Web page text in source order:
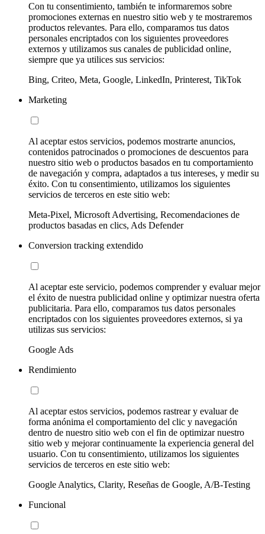
Con tu consentimiento, también te informaremos sobre
promociones externas en nuestro sitio web y te mostraremos
productos relevantes. Para ello, comparamos tus datos
personales encriptados con los siguientes proveedores
externos y utilizamos sus canales de publicidad online,
siempre que ya utilices sus servicios:
Bing, Criteo, Meta, Google, LinkedIn, Printerest, TikTok
Marketing
Al aceptar estos servicios, podemos mostrarte anuncios,
contenidos patrocinados o promociones de descuentos para
nuestro sitio web o productos basados en tu comportamiento
de navegación y compra, adaptados a tus intereses, y medir su
éxito. Con tu consentimiento, utilizamos los siguientes
servicios de terceros en este sitio web:
Meta-Pixel, Microsoft Advertising, Recomendaciones de
productos basadas en clics, Ads Defender
Conversion tracking extendido
Al aceptar este servicio, podemos comprender y evaluar mejor
el éxito de nuestra publicidad online y optimizar nuestra oferta
publicitaria. Para ello, comparamos tus datos personales
encriptados con los siguientes proveedores externos, si ya
utilizas sus servicios:
Google Ads
Rendimiento
Al aceptar estos servicios, podemos rastrear y evaluar de
forma anónima el comportamiento del clic y navegación
dentro de nuestro sitio web con el fin de optimizar nuestro
sitio web y mejorar continuamente la experiencia general del
usuario. Con tu consentimiento, utilizamos los siguientes
servicios de terceros en este sitio web:
Google Analytics, Clarity, Reseñas de Google, A/B-Testing
Funcional